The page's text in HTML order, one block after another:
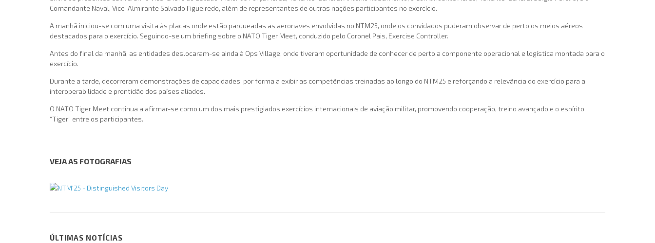
Comandante Naval, Vice-Almirante Salvado Figueiredo, além de representantes de outras nações participantes no exercício.
A manhã iniciou-se com uma visita às placas onde estão parqueadas as aeronaves envolvidas no NTM25, onde os convidados puderam observar de perto os meios aéreos
destacados para o exercício. Seguindo-se um briefing sobre o NATO Tiger Meet, conduzido pelo Coronel Pais, Exercise Controller.
Antes do final da manhã, as entidades deslocaram-se ainda à Ops Village, onde tiveram oportunidade de conhecer de perto a componente operacional e logística montada para o
exercício.
Durante a tarde, decorreram demonstrações de capacidades, por forma a exibir as competências treinadas ao longo do NTM25 e reforçando a relevância do exercício para a
interoperabilidade e prontidão dos países aliados.
O NATO Tiger Meet continua a afirmar-se como um dos mais prestigiados exercícios internacionais de aviação militar, promovendo cooperação, treino avançado e o espírito
“Tiger” entre os participantes.
VEJA AS FOTOGRAFIAS
ÚLTIMAS NOTÍCIAS